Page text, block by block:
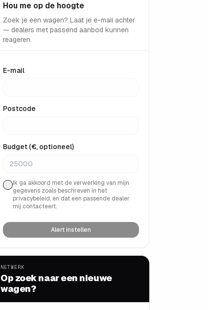
Hou me op de hoogte
Zoek je een wagen? Laat je e-mail achter
— dealers met passend aanbod kunnen
reageren.
E-mail
Postcode
Budget (€, optioneel)
Ik ga akkoord met de verwerking van mijn
gegevens zoals beschreven in het
privacybeleid, en dat een passende dealer
mij contacteert.
Alert instellen
NETWERK
Op zoek naar een nieuwe
wagen?